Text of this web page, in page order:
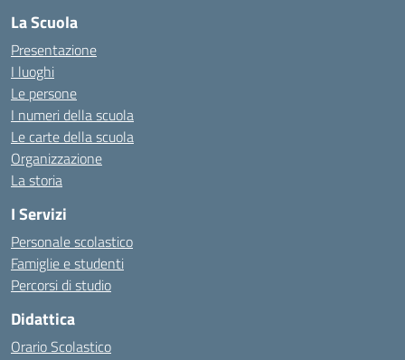
La Scuola
Presentazione
I luoghi
Le persone
I numeri della scuola
Le carte della scuola
Organizzazione
La storia
I Servizi
Personale scolastico
Famiglie e studenti
Percorsi di studio
Didattica
Orario Scolastico